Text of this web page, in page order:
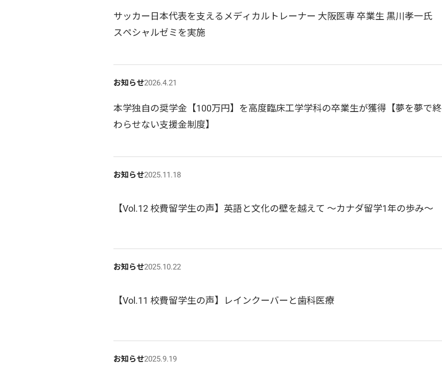
サッカー日本代表を支えるメディカルトレーナー 大阪医専 卒業生 黒川孝一氏
スペシャルゼミを実施
お知らせ2026.4.21
本学独自の奨学金【100万円】を高度臨床工学学科の卒業生が獲得【夢を夢で終
わらせない支援金制度】
お知らせ2025.11.18
【Vol.12 校費留学生の声】英語と文化の壁を越えて 〜カナダ留学1年の歩み〜
お知らせ2025.10.22
【Vol.11 校費留学生の声】レインクーバーと歯科医療
お知らせ2025.9.19